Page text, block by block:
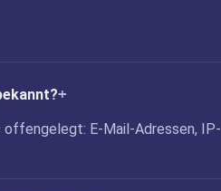
E-Mail-Adressen, IP-